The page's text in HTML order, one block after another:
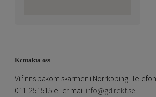
Kontakta oss
Vi finns bakom skärmen i Norrköping. Telefon
011-251515 eller mail info@gdirekt.se